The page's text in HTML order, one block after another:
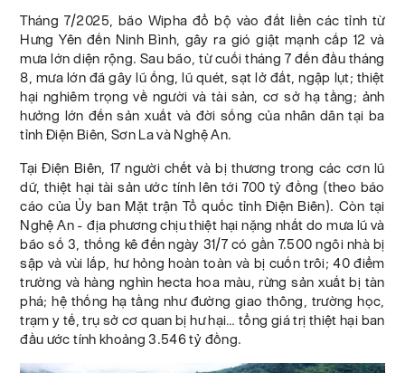
Tháng 7/2025, bão Wipha đổ bộ vào đất liền các tỉnh từ
Hưng Yên đến Ninh Bình, gây ra gió giật mạnh cấp 12 và
mưa lớn diện rộng. Sau bão, từ cuối tháng 7 đến đầu tháng
8, mưa lớn đã gây lũ ống, lũ quét, sạt lở đất, ngập lụt; thiệt
hại nghiêm trọng về người và tài sản, cơ sở hạ tầng; ảnh
hưởng lớn đến sản xuất và đời sống của nhân dân tại ba
tỉnh Điện Biên, Sơn La và Nghệ An.
Tại Điện Biên, 17 người chết và bị thương trong các cơn lũ
dữ, thiệt hại tài sản ước tính lên tới 700 tỷ đồng (theo báo
cáo của Ủy ban Mặt trận Tổ quốc tỉnh Điện Biên). Còn tại
Nghệ An - địa phương chịu thiệt hại nặng nhất do mưa lũ và
bão số 3, thống kê đến ngày 31/7 có gần 7.500 ngôi nhà bị
sập và vùi lấp, hư hỏng hoàn toàn và bị cuốn trôi; 40 điểm
trường và hàng nghìn hecta hoa màu, rừng sản xuất bị tàn
phá; hệ thống hạ tầng như đường giao thông, trường học,
trạm y tế, trụ sở cơ quan bị hư hại… tổng giá trị thiệt hại ban
đầu ước tính khoảng 3.546 tỷ đồng.